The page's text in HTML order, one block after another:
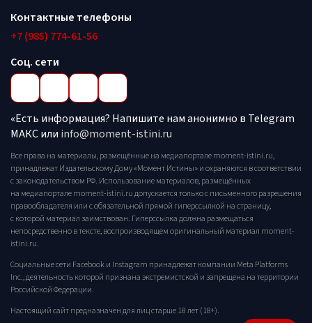
Контактные телефоны
+7 (985) 774-61-56
Соц. сети
«Есть информация? Напишите нам анонимно в Telegram
МАКС или info@moment-istini.ru
Все права на материалы, размещённые на медиапортале moment-istini.ru,
принадлежат Издательскому Дому «Момент Истины» и охраняются в соответствии
с законодательством РФ. Использование материалов, размещённых
на медиапортале moment-istini.ru допускается только с письменного разрешения
правообладателя или с обязательной прямой гиперссылкой на страницу,
с которой материал заимствован. Гиперссылка должна размещаться
непосредственно в тексте, воспроизводящем оригинальный материал moment-
istini.ru.
Социальные сети Facebook и Instagram принадлежат компании Meta Platforms
Inc., деятельность которой признана экстремистской и запрещена на территории
Российской Федерации.
Настоящий сайт предназначен для лиц старше 18 лет (18+).